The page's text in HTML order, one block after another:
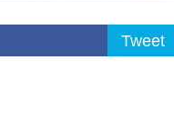
Tweet